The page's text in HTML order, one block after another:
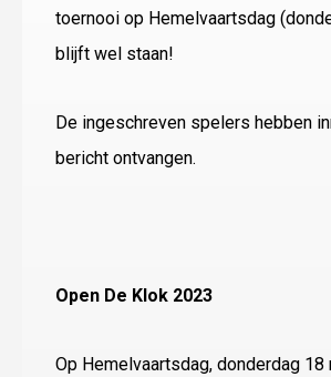
toernooi op Hemelvaartsdag
blijft wel staan!
De ingeschreven spelers hebben
bericht ontvangen.
Open De Klok 2023
Op Hemelvaartsdag, donderdag 18